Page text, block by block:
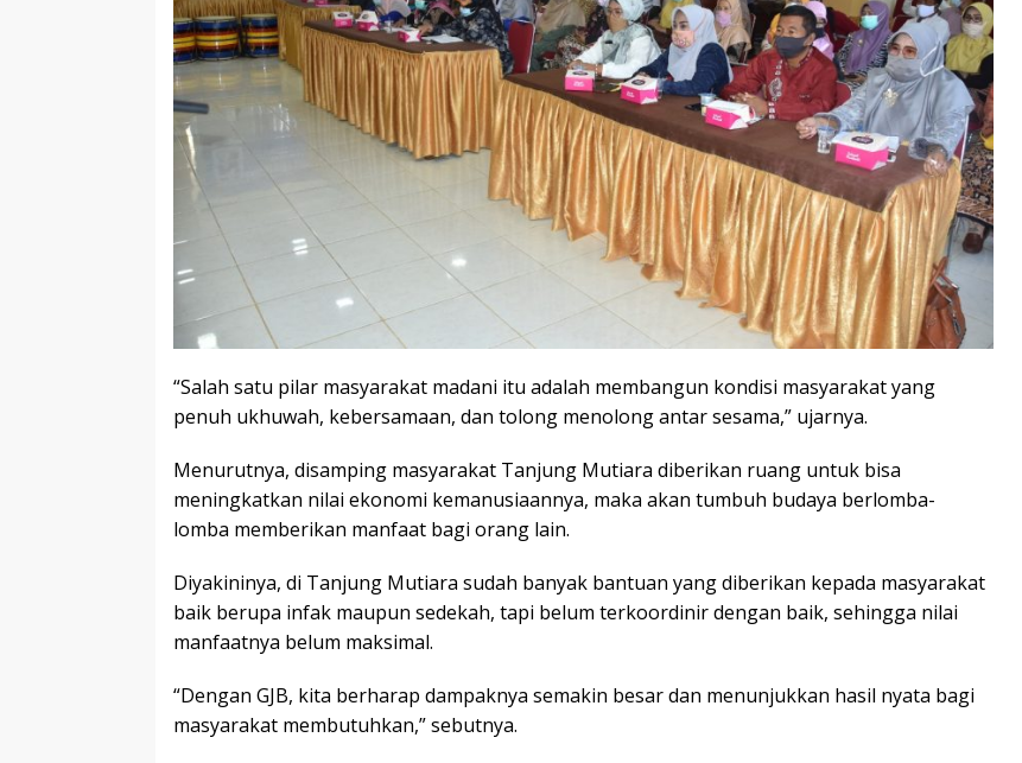
“Salah satu pilar masyarakat madani itu adalah membangun kondisi masyarakat yang
penuh ukhuwah, kebersamaan, dan tolong menolong antar sesama,” ujarnya.
Menurutnya, disamping masyarakat Tanjung Mutiara diberikan ruang untuk bisa
meningkatkan nilai ekonomi kemanusiaannya, maka akan tumbuh budaya berlomba-
lomba memberikan manfaat bagi orang lain.
Diyakininya, di Tanjung Mutiara sudah banyak bantuan yang diberikan kepada masyarakat
baik berupa infak maupun sedekah, tapi belum terkoordinir dengan baik, sehingga nilai
manfaatnya belum maksimal.
“Dengan GJB, kita berharap dampaknya semakin besar dan menunjukkan hasil nyata bagi
masyarakat membutuhkan,” sebutnya.